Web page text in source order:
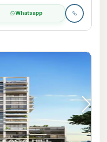
Whatsapp